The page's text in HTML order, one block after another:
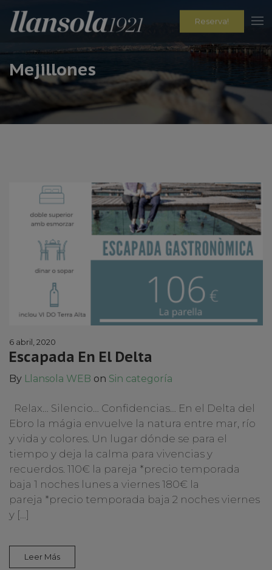
Reserva!
Mejillones
6 abril, 2020
Escapada En El Delta
By Llansola WEB on Sin categoría
Relax… Silencio… Confidencias… En el Delta del
Ebro la mágia envuelve la natura entre mar, río
y vida y colores. Un lugar dónde se para el
tiempo y deja la calma para vivencias y
recuerdos. 110€ la pareja *precio temporada
baja 1 noches lunes a viernes 180€ la
pareja *precio temporada baja 2 noches viernes
y […]
Leer Más